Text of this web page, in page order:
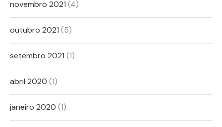
novembro 2021 (4)
outubro 2021 (5)
setembro 2021 (1)
abril 2020 (1)
janeiro 2020 (1)